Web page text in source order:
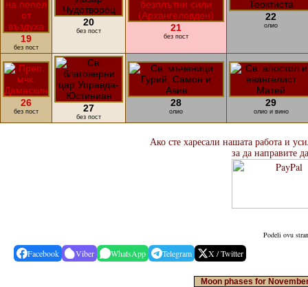
19
без пост
20
без пост 21
без пост
22
олио
26
без пост 27
без пост
28
олио
29
олио и вино
Ако сте харесали нашата работа и
за да направите
Podeli ovu
Facebook Viber WhatsApp Telegram X / Twitter
Moon phases for